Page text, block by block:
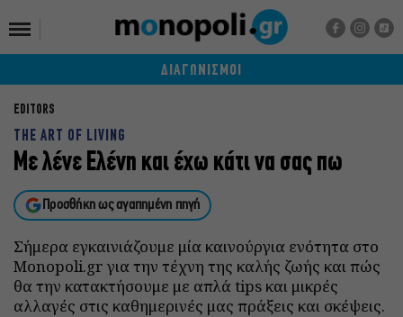
ΔΙΑΓΩΝΙΣΜΟΙ
EDITORS
THE ART OF LIVING
Με λένε Ελένη και έχω κάτι να σας πω
Προσθήκη ως αγαπημένη πηγή
Σήμερα εγκαινιάζουμε μία καινούργια ενότητα στο
Monopoli.gr για την τέχνη της καλής ζωής και πώς
θα την κατακτήσουμε με απλά tips και μικρές
αλλαγές στις καθημερινές μας πράξεις και σκέψεις.